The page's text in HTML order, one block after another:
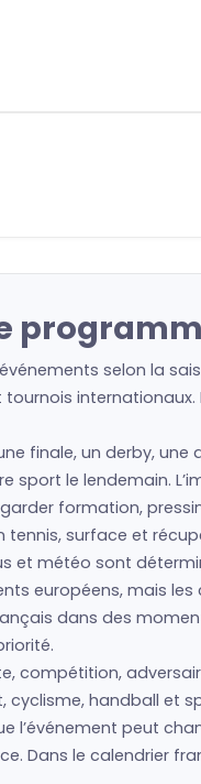
selon la
finale, un derby,
sport le lendemain.
formation,
surface et
et météo sont
européens, mais
dans des
compétition,
cyclisme, handball et
l’événement peut
Dans le calendrier